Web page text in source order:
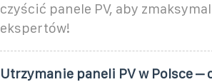
czyścić panele PV, aby
ekspertów!
Utrzymanie paneli PV w Polsce –